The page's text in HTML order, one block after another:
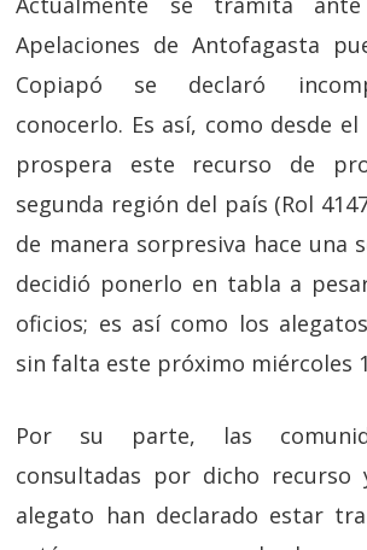
Apelaciones de Antofagasta
Copiapó se declaró
conocerlo. Es así, como desde
prospera este recurso de
segunda región del país (Rol
de manera sorpresiva hace una
decidió ponerlo en tabla a
oficios; es así como los
sin falta este próximo miércoles
Por su parte, las
consultadas por dicho
alegato han declarado estar